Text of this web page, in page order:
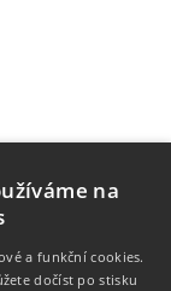
na
a funkční cookies.
dočíst po stisku